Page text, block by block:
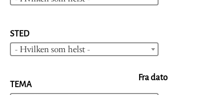
STED
- Hvilken som helst -
TEMA
Fra dato